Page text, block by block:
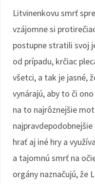
Litvinenkovu smrť
vzájomne si
postupne stratili svoj
od prípadu, krčiac
všetci, a tak je jasné,
vynárajú, aby to či
na to najrôznejšie
hrať aj iné hry a
a tajomnú smrť na
orgány naznačujú, že